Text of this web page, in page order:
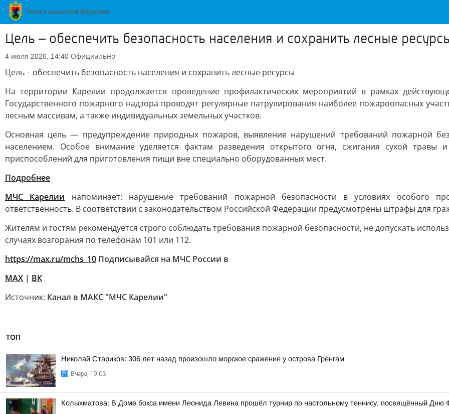
Цель – обеспечить безопасность населения и сохранить лесные
4 июля 2026, 14:40 Официально
Цель – обеспечить безопасность населения и сохранить лесные ресурсы
На территории Карелии продолжается проведение профилактических мероприятий в рамках
Государственного пожарного надзора проводят регулярные патрулирования наиболее пожароопасных
лесным массивам, а также индивидуальных земельных участков.
Основная цель — предупреждение природных пожаров, выявление нарушений требований пожарной
населением. Особое внимание уделяется фактам разведения открытого огня, сжигания сухой
приспособлений для приготовления пищи вне специально оборудованных мест.
Подробнее
МЧС Карелии напоминает: нарушение требований пожарной безопасности в условиях особого
ответственность. В соответствии с законодательством Российской Федерации предусмотрены штрафы для
Жителям и гостям рекомендуется строго соблюдать требования пожарной безопасности, не допускать
случаях возгорания по телефонам 101 или 112.
https://max.ru/mchs_10 Подписывайся на МЧС России в
MAX | ВК
Источник: Канал в МАКС "МЧС Карелии"
ТОП
Николай Стариков: 306 лет назад произошло морское сражение у острова Гренгам
Вчера, 19:03
Колыхматова: В Доме бокса имени Леонида Левина прошёл турнир по настольному теннису, посвящённый Дню